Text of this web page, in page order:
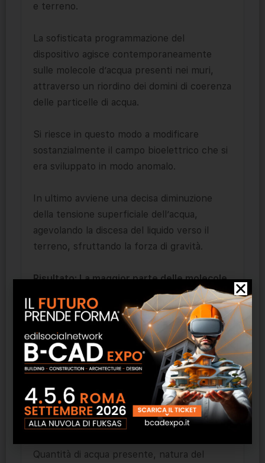
e terreno.
La sofisticata programmazione del
dispositivo agisce contemporaneamente
sulle molecole d’acqua presenti nei muri,
attraverso un riordino dei domini di coerenza
delle particelle di acqua.
Si riesce in questo modo a modificare
sostanzialmente il campo bioelettrico che si
era sviluppato in modo anomalo.
In ultimo avviene una decisa diminuzione
della tensione superficiale dell’acqua,
agevolando la discesa del liquido verso il
terreno, sfruttando la forza di gravità.
Risultato: La maggior parte delle molecole
d’acqua presenti nelle murature si
riportano nel terreno in modo naturale,
mentre una piccola parte evapora
attraverso le superfici; il tempo impiegato
per la conclusione del fenomeno è
compreso tra uno e tre anni circa.
La durata del fenomeno dipende da queste
variabili:
Quantità di acqua presente, natura del